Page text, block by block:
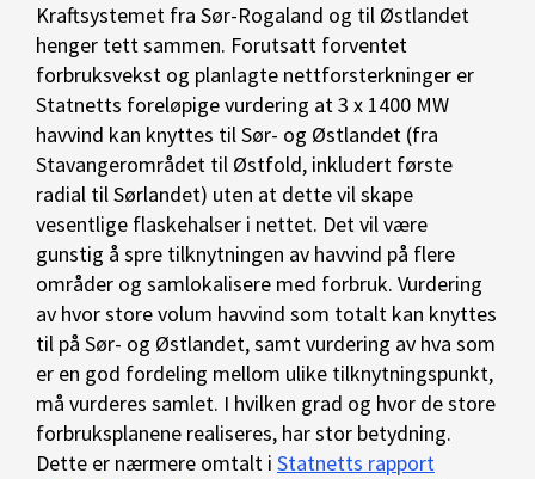
Kraftsystemet fra Sør-Rogaland og til Østlandet
henger tett sammen. Forutsatt forventet
forbruksvekst og planlagte nettforsterkninger er
Statnetts foreløpige vurdering at 3 x 1400 MW
havvind kan knyttes til Sør- og Østlandet (fra
Stavangerområdet til Østfold, inkludert første
radial til Sørlandet) uten at dette vil skape
vesentlige flaskehalser i nettet. Det vil være
gunstig å spre tilknytningen av havvind på flere
områder og samlokalisere med forbruk. Vurdering
av hvor store volum havvind som totalt kan knyttes
til på Sør- og Østlandet, samt vurdering av hva som
er en god fordeling mellom ulike tilknytningspunkt,
må vurderes samlet. I hvilken grad og hvor de store
forbruksplanene realiseres, har stor betydning.
Dette er nærmere omtalt i Statnetts rapport